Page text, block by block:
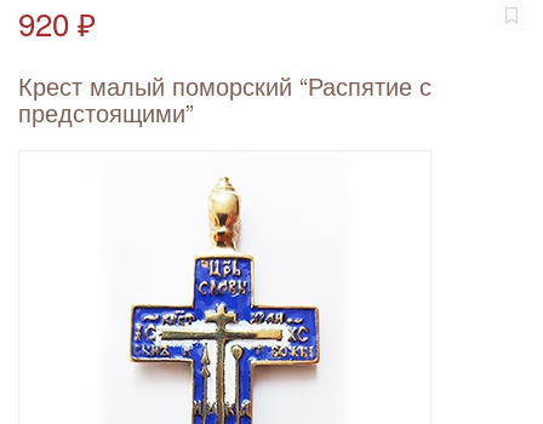
920 ₽
Крест малый поморский “Распятие с
предстоящими”